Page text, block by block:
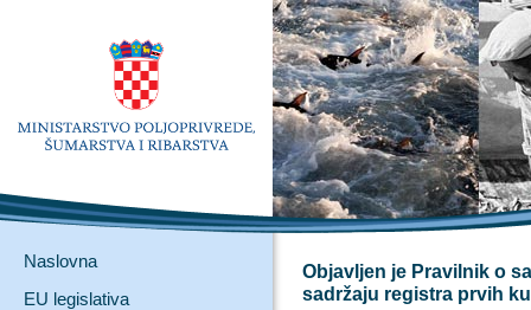
Naslovna
EU legislativa
Objavljen je Pravilnik o
sadržaju registra prvih